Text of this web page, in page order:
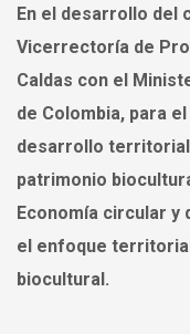
En el desarrollo del
Vicerrectoría de
Caldas con el
de Colombia, para
desarrollo territorial
patrimonio
Economía circular
el enfoque
biocultural.